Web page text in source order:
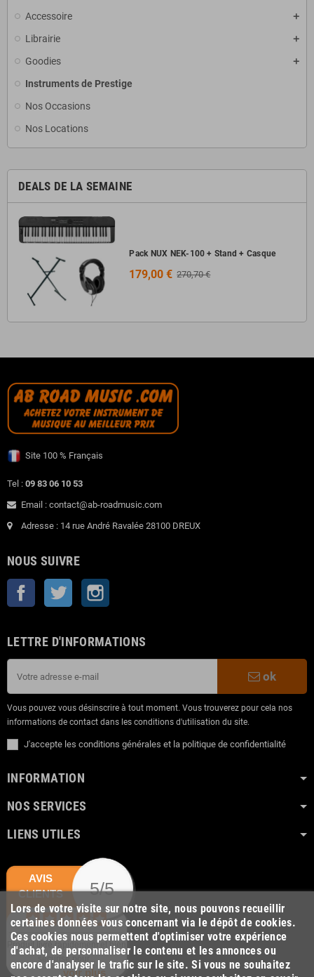
Accessoire
Librairie
Goodies
Instruments de Prestige
Nos Occasions
Nos Locations
DEALS DE LA SEMAINE
Pack NUX NEK-100 + Stand + Casque
179,00 € 270,70 €
Site 100 % Français
Tel : 09 83 06 10 53
Email : contact@ab-roadmusic.com
Adresse : 14 rue André Ravalée 28100 DREUX
NOUS SUIVRE
Facebook Twitter
LETTRE D'INFORMATIONS
ok
Vous pouvez vous désinscrire à tout moment. Vous trouverez pour cela nos
informations de contact dans les conditions d'utilisation du site.
J'accepte les conditions générales et la politique de confidentialité
INFORMATION
NOS SERVICES
LIENS UTILES
Lors de votre visite sur notre site, nous pouvons recueillir
certaines données vous concernant via le dépôt de cookies.
Ces cookies nous permettent d'optimiser votre expérience
d'achat, de personnaliser le contenu et les annonces ou
encore d'analyser le trafic sur le site. Si vous ne souhaitez
AVIS
CLIENTS
5/5
Produit livré rapidement et bien
sécurisé pour...
voir plus